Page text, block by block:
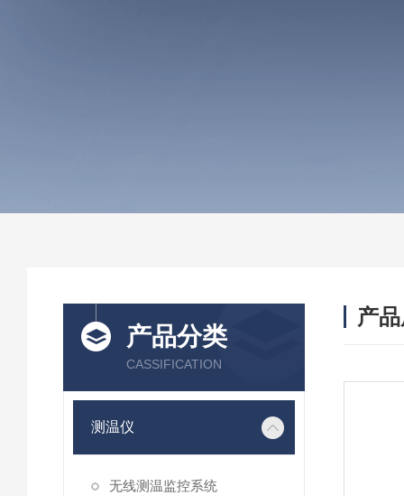
产品分类
CASSIFICATION
测温仪
无线测温监控系统
产